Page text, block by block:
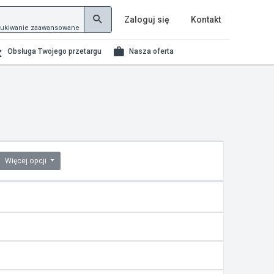
zaawansowane
Zaloguj się Kontakt
Obsługa Twojego przetargu Nasza oferta
Więcej opcji